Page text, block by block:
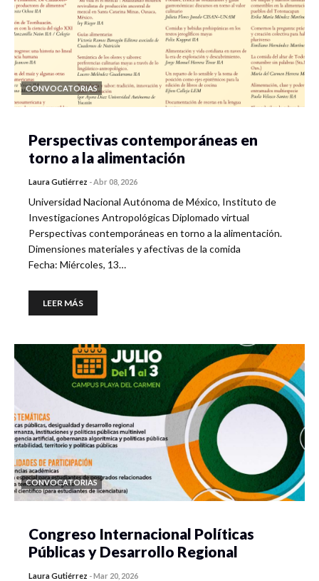
CONVOCATORIAS
Perspectivas contemporáneas en
torno a la alimentación
Laura Gutiérrez -Abr 08, 2026
Universidad Nacional Autónoma de México, Instituto de
Investigaciones Antropológicas Diplomado virtual
Perspectivas contemporáneas en torno a la alimentación.
Dimensiones materiales y afectivas de la comida
Fecha: Miércoles, 13…
LEER MÁS
CONVOCATORIAS
Congreso Internacional Políticas
Públicas y Desarrollo Regional
Laura Gutiérrez -Mar 20, 2026